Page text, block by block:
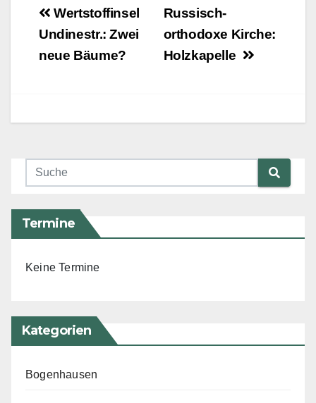
Beitragsnavigation
Russisch-
orthodoxe Kirche:
Holzkapelle
Wertstoffinsel
Undinestr.: Zwei
neue Bäume?
Termine
Keine Termine
Kategorien
Bogenhausen